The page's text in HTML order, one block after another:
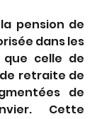
pension de
dans les
que celle de
retraite de
de
Cette